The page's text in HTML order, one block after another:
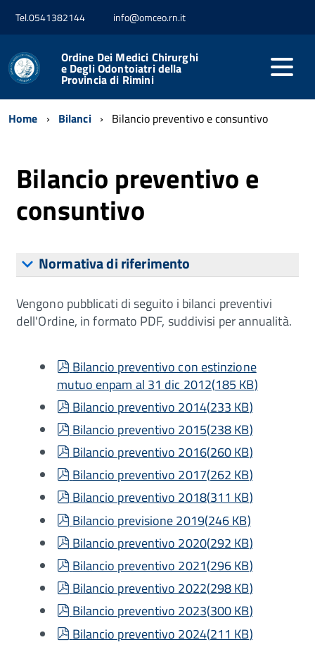
Tel.0541382144 info@omceo.rn.it
Ordine Dei Medici Chirurghi
e Degli Odontoiatri della
Provincia di Rimini
Home Bilanci Bilancio preventivo e consuntivo
Bilancio preventivo e
consuntivo
Normativa di riferimento
Vengono pubblicati di seguito i bilanci preventivi
dell'Ordine, in formato PDF, suddivisi per annualità.
pdf
Bilancio preventivo con estinzione
mutuo enpam al 31 dic 2012(185 KB)
pdf
Bilancio preventivo 2014(233 KB)
pdf
Bilancio preventivo 2015(238 KB)
pdf
Bilancio preventivo 2016(260 KB)
pdf
Bilancio preventivo 2017(262 KB)
pdf
Bilancio preventivo 2018(311 KB)
pdf
Bilancio previsione 2019(246 KB)
pdf
Bilancio preventivo 2020(292 KB)
pdf
Bilancio preventivo 2021(296 KB)
pdf
Bilancio preventivo 2022(298 KB)
pdf
Bilancio preventivo 2023(300 KB)
pdf
Bilancio preventivo 2024(211 KB)